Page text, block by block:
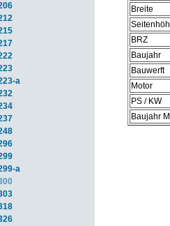
a
a
Breite
BRZ
Baujahr
Bauwerft
Motor
PS / KW
Baujahr